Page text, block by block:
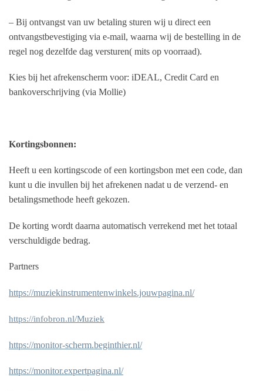
– Bij ontvangst van uw betaling sturen wij u direct een
ontvangstbevestiging via e-mail, waarna wij de bestelling in de
regel nog dezelfde dag versturen( mits op voorraad).
Kies bij het afrekenscherm voor: iDEAL, Credit Card en
bankoverschrijving (via Mollie)
Kortingsbonnen:
Heeft u een kortingscode of een kortingsbon met een code, dan
kunt u die invullen bij het afrekenen nadat u de verzend- en
betalingsmethode heeft gekozen.
De korting wordt daarna automatisch verrekend met het totaal
verschuldigde bedrag.
Partners
https://muziekinstrumentenwinkels.jouwpagina.nl/
https://infobron.nl/Muziek
https://monitor-scherm.beginthier.nl/
https://monitor.expertpagina.nl/